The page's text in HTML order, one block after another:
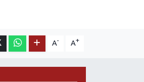
A- A+